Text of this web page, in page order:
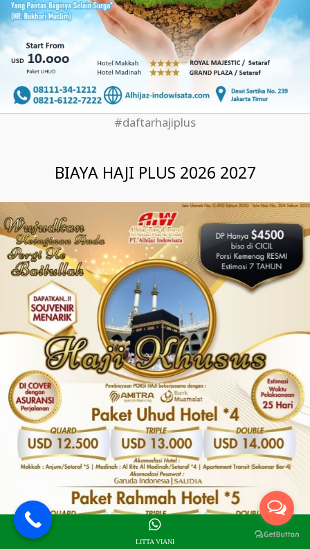
#daftarhajiplus
BIAYA HAJI PLUS 2026 2027
LITTA VIANI